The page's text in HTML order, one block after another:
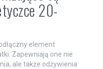
20-
element
Zapewniają one nie
ale także odżywienia